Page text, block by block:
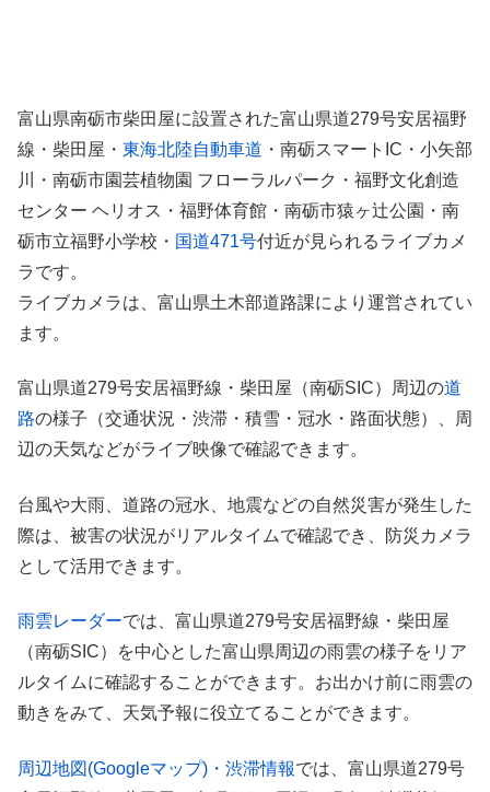
富山県南砺市柴田屋に設置された富山県道279号安居福野
線・柴田屋・ 東海北陸自動車道 ・南砺スマートIC・小矢部
川・南砺市園芸植物園 フローラルパーク・福野文化創造
センター ヘリオス・福野体育館・南砺市猿ヶ辻公園・南
砺市立福野小学校・ 国道471号付近が見られるライブカメ
ラです。
ライブカメラは、富山県土木部道路課により運営されてい
ます。
富山県道279号安居福野線・柴田屋（南砺SIC）周辺の道
路の様子（交通状況・渋滞・積雪・冠水・路面状態）、周
辺の天気などがライブ映像で確認できます。
台風や大雨、道路の冠水、地震などの自然災害が発生した
際は、被害の状況がリアルタイムで確認でき、防災カメラ
として活用できます。
雨雲レーダーでは、富山県道279号安居福野線・柴田屋
（南砺SIC）を中心とした富山県周辺の雨雲の様子をリア
ルタイムに確認することができます。お出かけ前に雨雲の
動きをみて、天気予報に役立てることができます。
周辺地図(Googleマップ)・渋滞情報では、富山県道279号